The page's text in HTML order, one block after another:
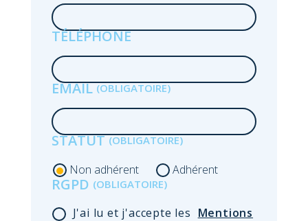
TÉLÉPHONE
EMAIL
STATUT
Non adhérent Adhérent
RGPD
J'ai lu et j'accepte les Mentions